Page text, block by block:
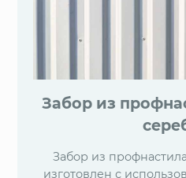
Забор из
Забор из
изготовлен с